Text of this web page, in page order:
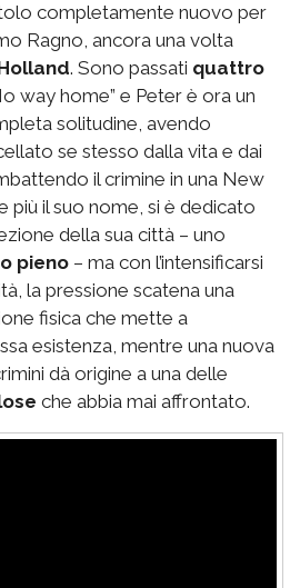
completamente nuovo per
Ragno, ancora una volta
. Sono passati quattro
way home” e Peter è ora un
solitudine, avendo
se stesso dalla vita e dai
il crimine in una New
più il suo nome, si è dedicato
della sua città – uno
pieno – ma con l’intensificarsi
la pressione scatena una
fisica che mette a
esistenza, mentre una nuova
dà origine a una delle
che abbia mai affrontato.